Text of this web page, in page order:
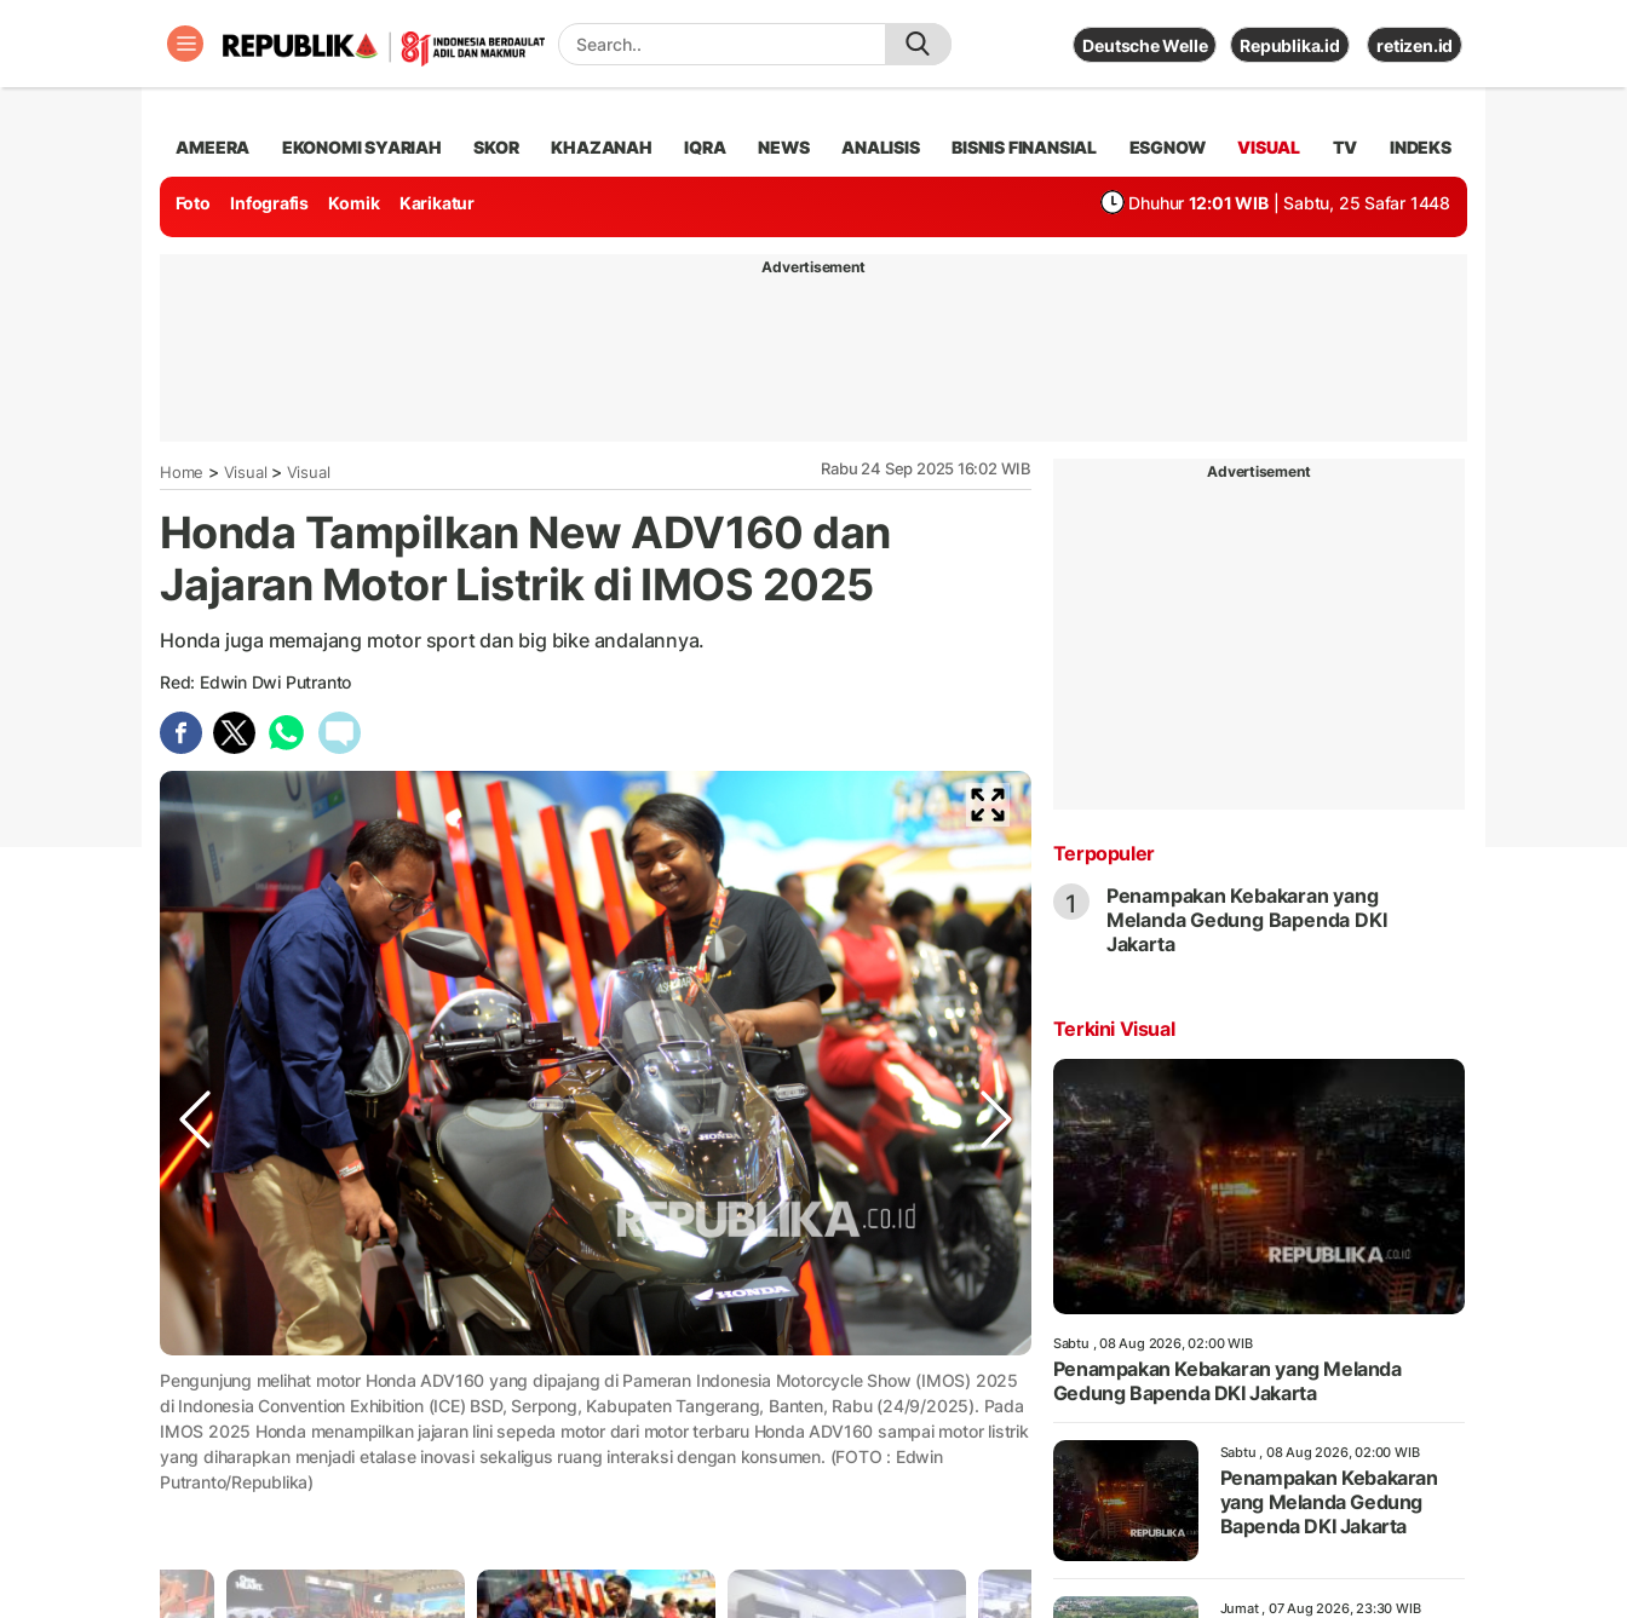
Deutsche Welle Republika.id retizen.id
AMEERA EKONOMI SYARIAH SKOR KHAZANAH IQRA NEWS ANALISIS BISNIS FINANSIAL ESGNOW VISUAL TV INDEKS
Foto Infografis Komik Karikatur Dhuhur 12:01 WIB | Sabtu, 25 Safar 1448
Advertisement
Home > Visual > Visual Rabu 24 Sep 2025 16:02 WIB
Honda Tampilkan New ADV160 dan
Jajaran Motor Listrik di IMOS 2025
Honda juga memajang motor sport dan big bike andalannya.
Red: Edwin Dwi Putranto
Pengunjung melihat motor Honda ADV160 yang dipajang di Pameran Indonesia Motorcycle Show (IMOS) 2025
di Indonesia Convention Exhibition (ICE) BSD, Serpong, Kabupaten Tangerang, Banten, Rabu (24/9/2025). Pada
IMOS 2025 Honda menampilkan jajaran lini sepeda motor dari motor terbaru Honda ADV160 sampai motor listrik
yang diharapkan menjadi etalase inovasi sekaligus ruang interaksi dengan konsumen. (FOTO : Edwin
Putranto/Republika)
Advertisement
Terpopuler
1
Penampakan Kebakaran yang
Melanda Gedung Bapenda DKI
Jakarta
Terkini Visual
Sabtu , 08 Aug 2026, 02:00 WIB
Penampakan Kebakaran yang Melanda
Gedung Bapenda DKI Jakarta
Sabtu , 08 Aug 2026, 02:00 WIB
Penampakan Kebakaran
yang Melanda Gedung
Bapenda DKI Jakarta
Jumat , 07 Aug 2026, 23:30 WIB